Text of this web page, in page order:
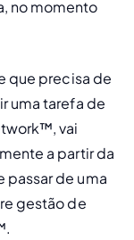
no momento
que precisa de
uma tarefa de
vai
a partir da
passar de uma
gestão de